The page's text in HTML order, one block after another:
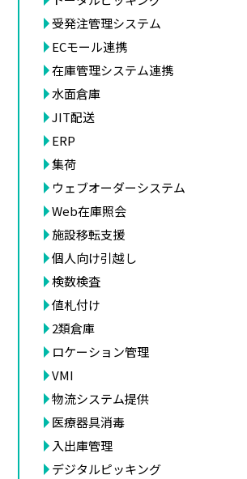
受発注管理システム
ECモール連携
在庫管理システム連携
水面倉庫
JIT配送
ERP
集荷
ウェブオーダーシステム
Web在庫照会
施設移転支援
個人向け引越し
検数検査
値札付け
2類倉庫
ロケーション管理
VMI
物流システム提供
医療器具消毒
入出庫管理
デジタルピッキング